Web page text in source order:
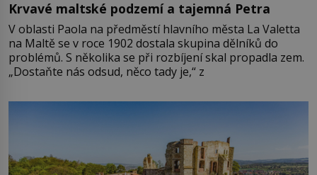
Krvavé maltské podzemí a tajemná Petra
V oblasti Paola na předměstí hlavního města La Valetta
na Maltě se v roce 1902 dostala skupina dělníků do
problémů. S několika se při rozbíjení skal propadla zem.
„Dostaňte nás odsud, něco tady je,“ z